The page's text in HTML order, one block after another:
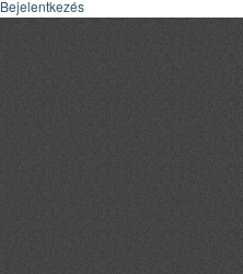
Bejelentkezés